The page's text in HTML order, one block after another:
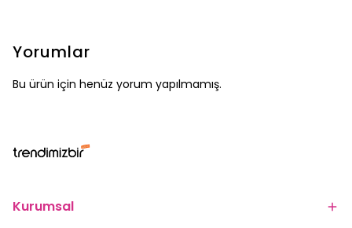
Yorumlar
Bu ürün için henüz yorum yapılmamış.
Kurumsal